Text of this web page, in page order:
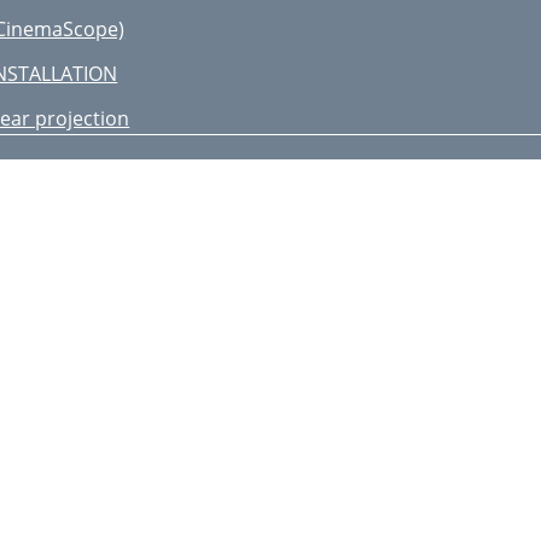
projection
terminal